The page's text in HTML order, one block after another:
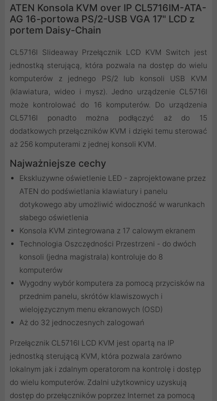
ATEN Konsola KVM over IP CL5716IM-ATA-
AG 16-portowa PS/2-USB VGA 17" LCD z
portem Daisy-Chain
CL5716I Slideaway Przełącznik LCD KVM Switch jest
jednostką sterującą, która pozwala na dostęp do wielu
komputerów z jednego PS/2 lub konsoli USB KVM
(klawiatura, wideo i mysz). Jedno urządzenie CL5716I
może kontrolować do 16 komputerów. Do urządzenia
CL5716I ponadto można podłączyć aż do 15
dodatkowych przełączników KVM i dzięki temu sterować
aż 256 komputerami z jednej konsoli KVM.
Najważniejsze cechy
Ekskluzywne oświetlenie LED - zaprojektowane przez
ATEN do podświetlania klawiatury i panelu
dotykowego aby umożliwić widoczność w warunkach
słabego oświetlenia
Konsola KVM zintegrowana z 17 calowym ekranem
Technologia Oszczędności Przestrzeni - do dwóch
konsoli (jedna magistrala) kontroluje do 8
komputerów
Wygodny wybór komputera za pomocą przycisków na
przednim panelu, skrótów klawiszowych i
wielojęzycznym menu ekranowych (OSD)
Aż do 32 jednoczesnych zalogowań
Przełącznik CL5716I LCD KVM jest opartą na IP
jednostką sterującą KVM, która pozwala zarówno
lokalnym jak i zdalnym operatorom na kontrolę i dostęp
do wielu komputerów. Zdalni użytkownicy uzyskują
dostęp do przełączników poprzez Internet za pomocą